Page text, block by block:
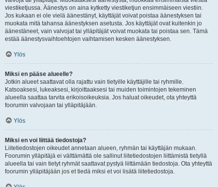
viestiketjussa. Äänestys on aina kytketty viestiketjun ensimmäiseen viestiin.
Jos kukaan ei ole vielä äänestänyt, käyttäjät voivat poistaa äänestyksen tai
muokata mitä tahansa äänestyksen asetusta. Jos käyttäjät ovat kuitenkin jo
äänestäneet, vain valvojat tai ylläpitäjät voivat muokata tai poistaa sen. Tämä
estää äänestysvaihtoehtojen vaihtamisen kesken äänestyksen.
Ylös
Miksi en pääse alueelle?
Jotkin alueet saattavat olla rajattu vain tietyille käyttäjille tai ryhmille.
Katsoaksesi, lukeaksesi, kirjoittaaksesi tai muiden toimintojen tekeminen
alueella saattaa tarvita erikoisoikeuksia. Jos haluat oikeudet, ota yhteyttä
foorumin valvojaan tai ylläpitäjään.
Ylös
Miksi en voi liittää tiedostoja?
Liitetiedostojen oikeudet annetaan alueen, ryhmän tai käyttäjän mukaan.
Foorumin ylläpitäjä ei välttämättä ole sallinut liitetiedostojen liittämistä tietyllä
alueella tai vain tietyt ryhmät saattavat pystyä liittämään tiedostoja. Ota yhteyttä
foorumin ylläpitäjään jos et tiedä miksi et voi lisätä liitetiedostoja.